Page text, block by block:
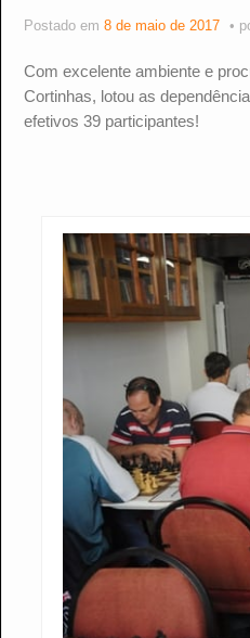
Postado em 8 de maio de 2017
Com excelente ambiente e
Cortinhas, lotou as
efetivos 39 participantes!